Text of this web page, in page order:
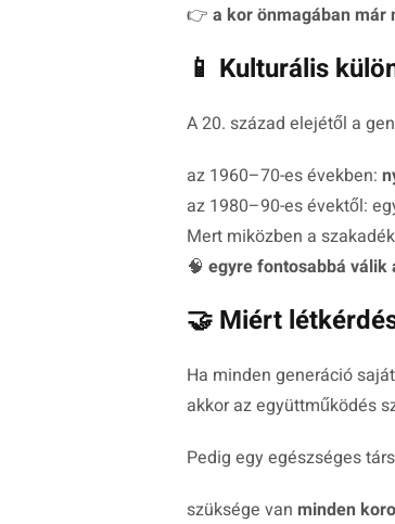
👉 a kor önmagában már
📱 Kulturális
A 20. század elejétől a
az 1960–70-es években:
az 1980–90-es évektől:
Mert miközben a
🧠 egyre fontosabbá válik
🤝 Miért
Ha minden generáció
akkor az együttműködés
Pedig egy egészséges
szüksége van minden